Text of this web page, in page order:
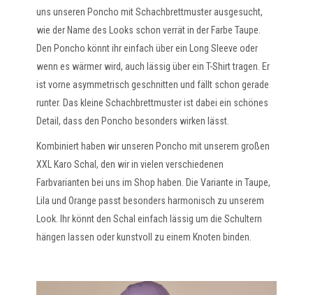
uns unseren Poncho mit Schachbrettmuster ausgesucht,
wie der Name des Looks schon verrät in der Farbe Taupe.
Den Poncho könnt ihr einfach über ein Long Sleeve oder
wenn es wärmer wird, auch lässig über ein T-Shirt tragen. Er
ist vorne asymmetrisch geschnitten und fällt schon gerade
runter. Das kleine Schachbrettmuster ist dabei ein schönes
Detail, dass den Poncho besonders wirken lässt.
Kombiniert haben wir unseren Poncho mit unserem großen
XXL Karo Schal, den wir in vielen verschiedenen
Farbvarianten bei uns im Shop haben. Die Variante in Taupe,
Lila und Orange passt besonders harmonisch zu unserem
Look. Ihr könnt den Schal einfach lässig um die Schultern
hängen lassen oder kunstvoll zu einem Knoten binden.